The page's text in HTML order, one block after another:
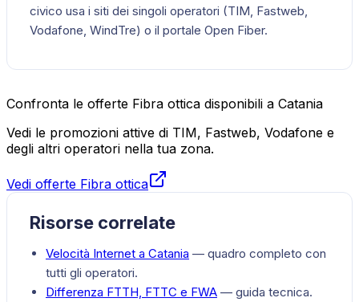
civico usa i siti dei singoli operatori (TIM, Fastweb,
Vodafone, WindTre) o il portale Open Fiber.
Confronta le offerte Fibra ottica disponibili a Catania
Vedi le promozioni attive di TIM, Fastweb, Vodafone e
degli altri operatori nella tua zona.
Vedi offerte Fibra ottica
Risorse correlate
Velocità Internet a Catania — quadro completo con
tutti gli operatori.
Differenza FTTH, FTTC e FWA — guida tecnica.